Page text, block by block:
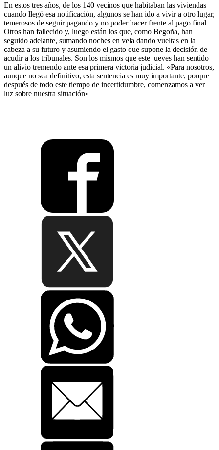
En estos tres años, de los 140 vecinos que habitaban las viviendas
cuando llegó esa notificación, algunos se han ido a vivir a otro lugar,
temerosos de seguir pagando y no poder hacer frente al pago final.
Otros han fallecido y, luego están los que, como Begoña, han
seguido adelante, sumando noches en vela dando vueltas en la
cabeza a su futuro y asumiendo el gasto que supone la decisión de
acudir a los tribunales. Son los mismos que este jueves han sentido
un alivio tremendo ante esa primera victoria judicial. «Para nosotros,
aunque no sea definitivo, esta sentencia es muy importante, porque
después de todo este tiempo de incertidumbre, comenzamos a ver
luz sobre nuestra situación»